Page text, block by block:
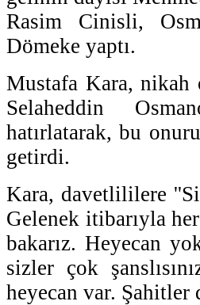
Rasim Cinisli,
Dömeke yaptı.
Mustafa Kara, nikah
Selaheddin
hatırlatarak, bu
getirdi.
Kara, davetlililere
Gelenek itibarıyla
bakarız. Heyecan
sizler çok
heyecan var.